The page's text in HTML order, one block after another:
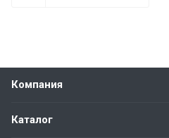
Компания
Каталог